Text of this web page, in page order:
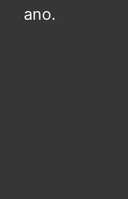
ano.